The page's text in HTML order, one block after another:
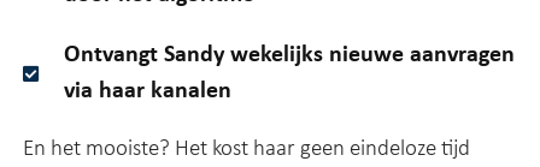
Ontvangt Sandy wekelijks nieuwe aanvragen
via haar kanalen
En het mooiste? Het kost haar geen eindeloze tijd